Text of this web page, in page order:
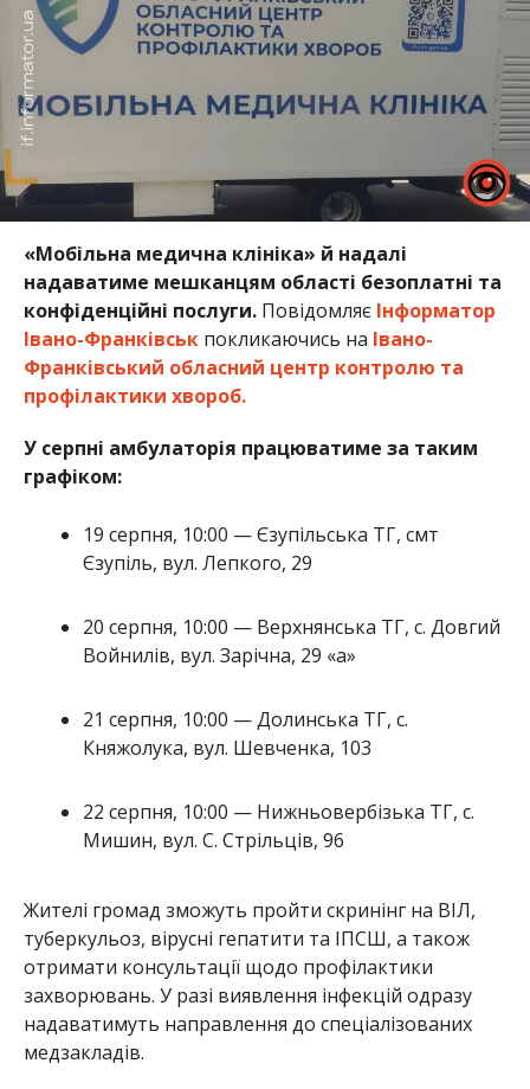
«Мобільна медична клініка» й надалі
надаватиме мешканцям області безоплатні та
конфіденційні послуги. Повідомляє Інформатор
Івано-Франківськпокликаючись на Івано-
Франківський обласний центр контролю та
профілактики хвороб.
У серпні амбулаторія працюватиме за таким
графіком:
19 серпня, 10:00 — Єзупільська ТГ, смт
Єзупіль, вул. Лепкого, 29
20 серпня, 10:00 — Верхнянська ТГ, с. Довгий
Войнилів, вул. Зарічна, 29 «а»
21 серпня, 10:00 — Долинська ТГ, с.
Княжолука, вул. Шевченка, 103
22 серпня, 10:00 — Нижньовербізька ТГ, с.
Мишин, вул. С. Стрільців, 96
Жителі громад зможуть пройти скринінг на ВІЛ,
туберкульоз, вірусні гепатити та ІПСШ, а також
отримати консультації щодо профілактики
захворювань. У разі виявлення інфекцій одразу
надаватимуть направлення до спеціалізованих
медзакладів.